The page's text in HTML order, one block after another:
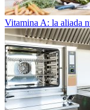
Vitamina A: la aliada